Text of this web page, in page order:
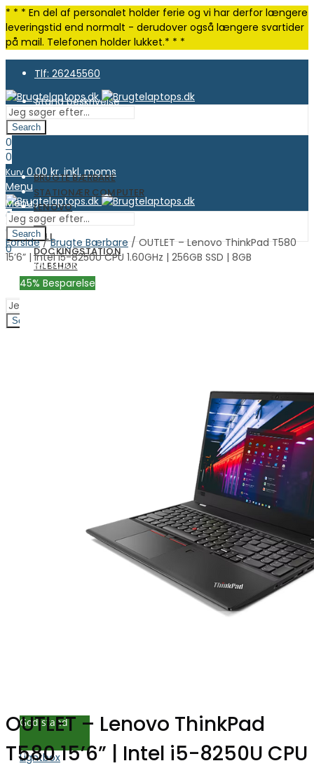
* * * En del af personalet holder ferie og vi har derfor længere
leveringstid end normalt - derudover også længere svartider
på mail. Telefonen holder lukket.* * *
Tlf: 26245560
Stand beskrivelse
Search
0
0
Kurv 0.00kr. inkl. moms
Menu
0
0
Kurv 0.00kr. inkl. moms
BRUGTE BÆRBARE
STATIONÆR COMPUTER
LENOVO
HP
DELL
DOCKINGSTATION
TILBEHØR
OUTLET
Search
Menu
Search
0
Kurv 0.00kr. inkl. moms
Forside/Brugte Bærbare / OUTLET – Lenovo ThinkPad T580
15’6” | Intel i5-8250U CPU 1.60GHz | 256GB SSD | 8GB
45% Besparelse
God stand
Lightbox
OUTLET – Lenovo ThinkPad
T580 15’6” | Intel i5-8250U CPU